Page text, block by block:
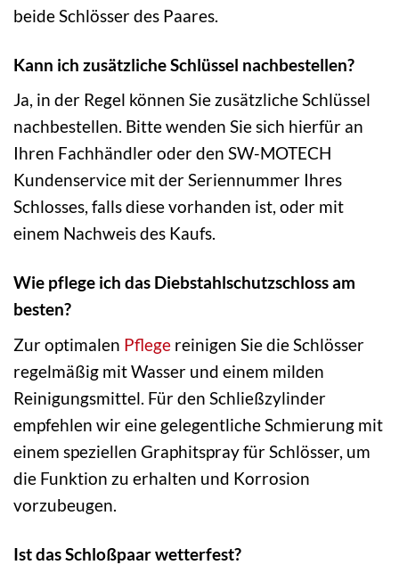
beide Schlösser des Paares.
Kann ich zusätzliche Schlüssel nachbestellen?
Ja, in der Regel können Sie zusätzliche Schlüssel
nachbestellen. Bitte wenden Sie sich hierfür an
Ihren Fachhändler oder den SW-MOTECH
Kundenservice mit der Seriennummer Ihres
Schlosses, falls diese vorhanden ist, oder mit
einem Nachweis des Kaufs.
Wie pflege ich das Diebstahlschutzschloss am
besten?
Zur optimalen Pflege reinigen Sie die Schlösser
regelmäßig mit Wasser und einem milden
Reinigungsmittel. Für den Schließzylinder
empfehlen wir eine gelegentliche Schmierung mit
einem speziellen Graphitspray für Schlösser, um
die Funktion zu erhalten und Korrosion
vorzubeugen.
Ist das Schloßpaar wetterfest?